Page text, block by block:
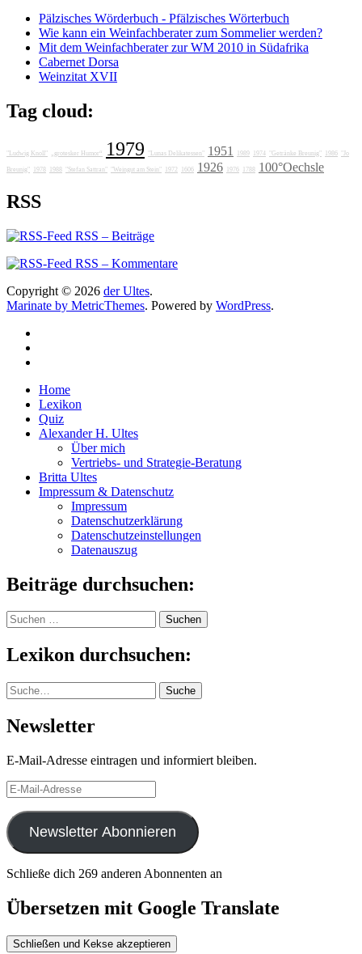
Pälzisches Wörderbuch - Pfälzisches Wörterbuch
Wie kann ein Weinfachberater zum Sommelier werden?
Mit dem Weinfachberater zur WM 2010 in Südafrika
Cabernet Dorsa
Weinzitat XVII
Tag cloud:
"Ludwig Knoll" „grotesker Humor“ 1979 "Lunas Delikatessen" 1951 1989 1974 "Getränke Breunig" 1986 "Jo
Breunig" 1978 1988 "Stefan Sattran" "Weingut am Stein" 1972 1606 1926 1976 1788 100°Oechsle
RSS
RSS – Beiträge
RSS – Kommentare
Copyright © 2026 der Ultes.
Marinate by MetricThemes. Powered by WordPress.
Home
Lexikon
Quiz
Alexander H. Ultes
Über mich
Vertriebs- und Strategie-Beratung
Britta Ultes
Impressum & Datenschutz
Impressum
Datenschutzerklärung
Datenschutzeinstellungen
Datenauszug
Beiträge durchsuchen:
Suchen
nach:
Lexikon durchsuchen:
Suche Suche
Newsletter
E-Mail-Adresse eintragen und informiert bleiben.
E-
Mail-
Adresse
Newsletter Abonnieren
Schließe dich 269 anderen Abonnenten an
Übersetzen mit Google Translate